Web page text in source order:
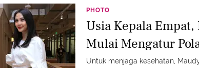
PHOTO
Usia Kepala
Mulai Mengatur
Untuk menjaga kesehatan,